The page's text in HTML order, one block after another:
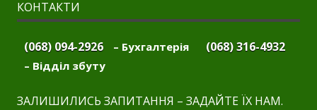
КОНТАКТИ
(068) 094-2926 – Бухгалтерія (068) 316-4932
– Відділ збуту
ЗАЛИШИЛИСЬ ЗАПИТАННЯ – ЗАДАЙТЕ ЇХ НАМ.